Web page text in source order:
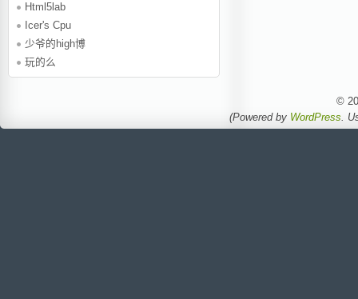
Html5lab
Icer's Cpu
少爷的high博
玩的么
©
(Powered by WordPress.